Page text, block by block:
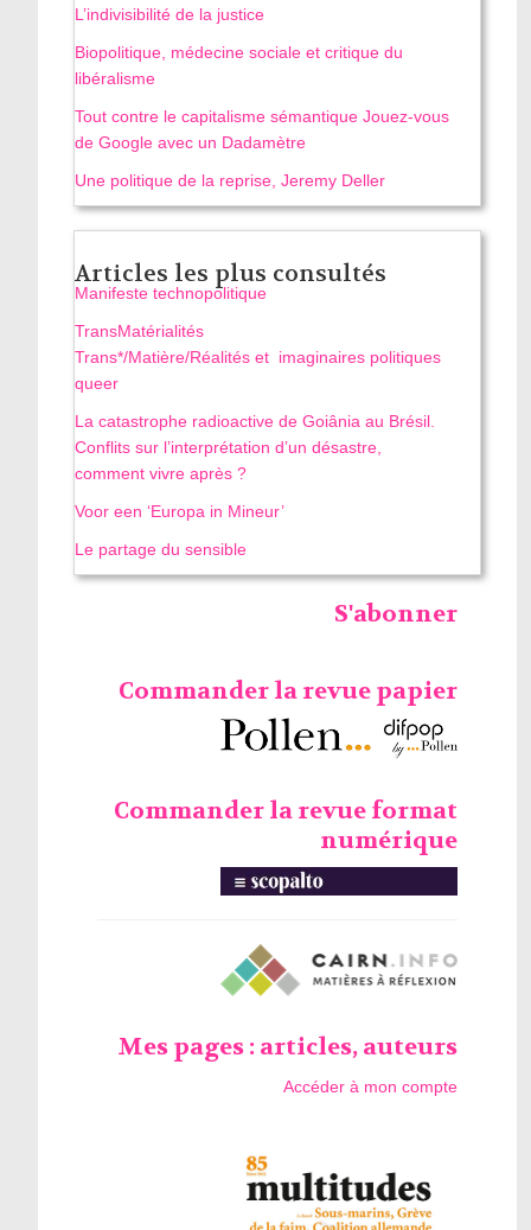
L’indivisibilité de la justice
Biopolitique, médecine sociale et critique du
libéralisme
Tout contre le capitalisme sémantique Jouez-vous
de Google avec un Dadamètre
Une politique de la reprise, Jeremy Deller
Articles les plus consultés
Manifeste technopolitique
TransMatérialités
Trans*/Matière/Réalités et imaginaires politiques
queer
La catastrophe radioactive de Goiânia au Brésil.
Conflits sur l’interprétation d’un désastre,
comment vivre après ?
Voor een ‘Europa in Mineur’
Le partage du sensible
S'abonner
Commander la revue papier
Commander la revue format
numérique
Mes pages : articles, auteurs
Accéder à mon compte